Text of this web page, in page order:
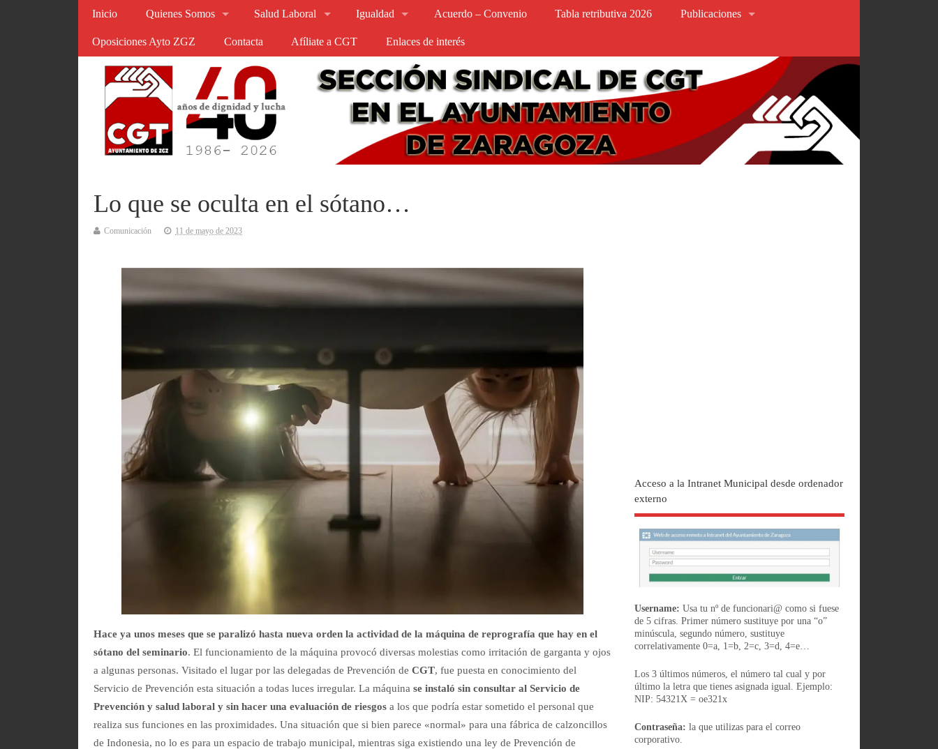
Inicio Quienes Somos Salud Laboral Igualdad Acuerdo – Convenio Tabla retributiva 2026 Publicaciones
Oposiciones Ayto ZGZ Contacta Afíliate a CGT Enlaces de interés
Lo que se oculta en el sótano…
Comunicación 11 de mayo de 2023
Hace ya unos meses que se paralizó hasta nueva orden la actividad de la máquina de reprografía que hay en el
sótano del seminario. El funcionamiento de la máquina provocó diversas molestias como irritación de garganta y ojos
a algunas personas. Visitado el lugar por las delegadas de Prevención deCGT, fue puesta en conocimiento del
Servicio de Prevención esta situación a todas luces irregular. La máquinase instaló sin consultar al Servicio de
Prevención y salud laboral y sin hacer una evaluación de riesgos a los que podría estar sometido el personal que
realiza sus funciones en las proximidades. Una situación que si bien parece «normal» para una fábrica de calzoncillos
de Indonesia, no lo es para un espacio de trabajo municipal, mientras siga existiendo una ley de Prevención de
Acceso a la Intranet Municipal desde ordenador
externo
Username: Usa tu nº de funcionari@ como si fuese
de 5 cifras. Primer número sustituye por una “o”
minúscula, segundo número, sustituye
correlativamente 0=a, 1=b, 2=c, 3=d, 4=e…
Los 3 últimos números, el número tal cual y por
último la letra que tienes asignada igual. Ejemplo:
NIP: 54321X = oe321x
Contraseña: la que utilizas para el correo
corporativo.